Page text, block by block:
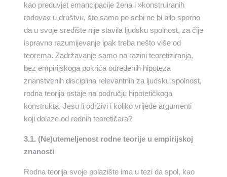
kao preduvjet emancipacije žena i »konstruiranih
rodova« u društvu, što samo po sebi ne bi bilo sporno
da u svoje središte nije stavila ljudsku spolnost, za čije
ispravno razumijevanje ipak treba nešto više od
teorema. Zadržavanje samo na razini teoretiziranja,
bez empirijskoga pokrića određenih hipoteza
znanstvenih disciplina relevantnih za ljudsku spolnost,
rodna teorija ostaje na području hipotetičkoga
konstrukta. Jesu li održivi i koliko vrijede argumenti
koji dolaze od rodnih teoretičara?
3.1. (Ne)utemeljenost rodne teorije u empirijskoj
znanosti
Rodna teorija svoje polazište ima u tezi da spol, kao